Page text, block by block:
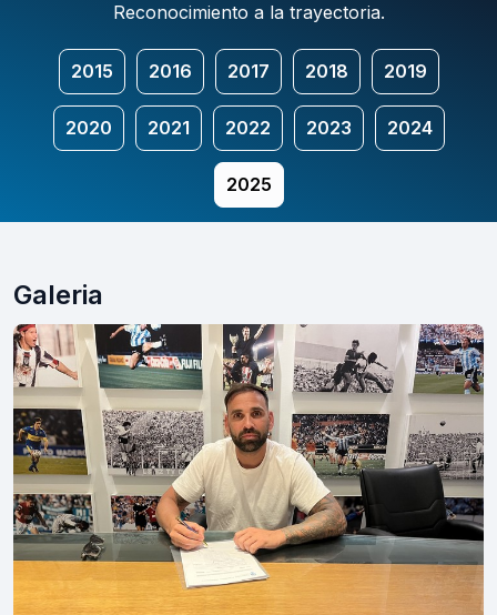
Reconocimiento a la trayectoria.
2015 2016 2017 2018 2019
2020 2021 2022 2023 2024
2025
Galeria